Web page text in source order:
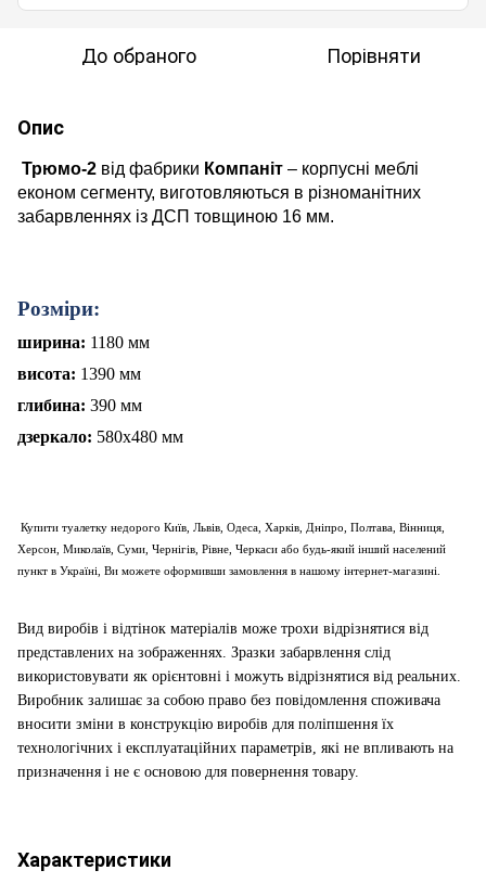
До обраного Порівняти
Опис
Трюмо-2 від фабрики Компаніт – корпусні меблі
економ сегменту, виготовляються в різноманітних
забарвленнях із ДСП товщиною 16 мм.
Розміри:
ширина: 1180 мм
висота: 1390 мм
глибина: 390 мм
дзеркало: 580х480 мм
Купити туалетку недорого Київ, Львів, Одеса, Харків, Дніпро, Полтава, Вінниця,
Херсон, Миколаїв, Суми, Чернігів, Рівне, Черкаси або будь-який інший населений
пункт в Україні, Ви можете оформивши замовлення в нашому інтернет-магазині.
Вид виробів і відтінок матеріалів може трохи відрізнятися від
представлених на зображеннях. Зразки забарвлення слід
використовувати як орієнтовні і можуть відрізнятися від реальних.
Виробник залишає за собою право без повідомлення споживача
вносити зміни в конструкцію виробів для поліпшення їх
технологічних і експлуатаційних параметрів, які не впливають на
призначення і не є основою для повернення товару.
Характеристики